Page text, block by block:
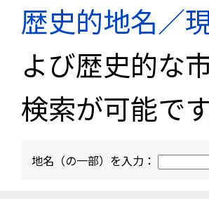
歴史的地名／
よび歴史的な
検索が可能です
地名（の一部）を入力：